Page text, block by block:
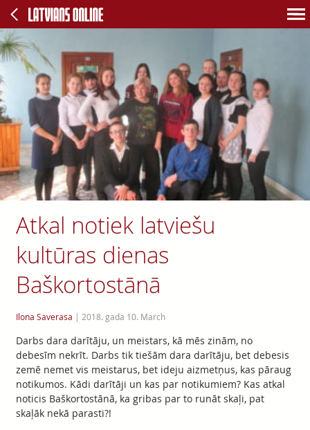
Atkal notiek latviešu
kultūras dienas
Baškortostānā
Ilona Saverasa | 2018. gada 10. March
Darbs dara darītāju, un meistars, kā mēs zinām, no
debesīm nekrīt. Darbs tik tiešām dara darītāju, bet debesis
zemē nemet vis meistarus, bet ideju aizmetņus, kas pāraug
notikumos. Kādi darītāji un kas par notikumiem? Kas atkal
noticis Baškortostānā, ka gribas par to runāt skaļi, pat
skaļāk nekā parasti?!